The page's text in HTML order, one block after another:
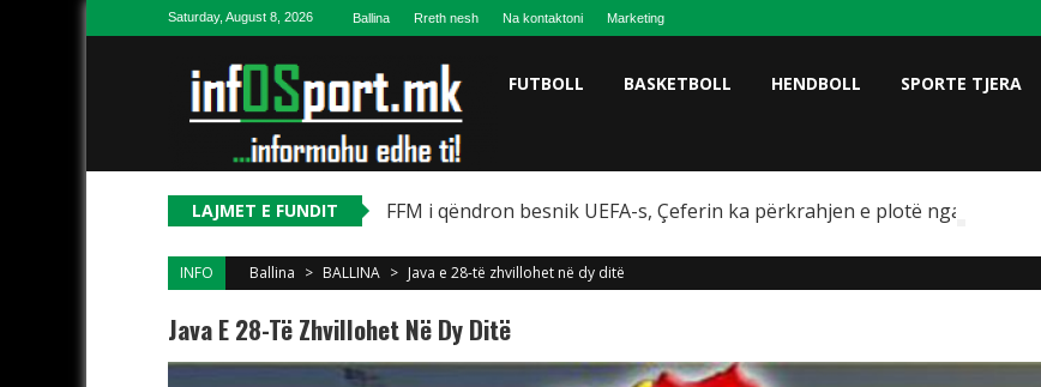
Skip to contentSaturday, August 8, 2026 Ballina Rreth nesh Na kontaktoni Marketing
FUTBOLL BASKETBOLL HENDBOLL SPORTE TJERA
LAJMET E FUNDIT FFM i qëndron besnik UEFA-s, Çeferin ka përkrahjen e plotë nga Omeragiç
INFO Ballina > BALLINA > Java e 28-të zhvillohet në dy ditë
Java E 28-Të Zhvillohet Në Dy Ditë